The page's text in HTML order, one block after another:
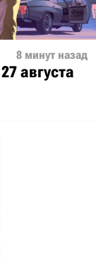
8 минут назад
августа